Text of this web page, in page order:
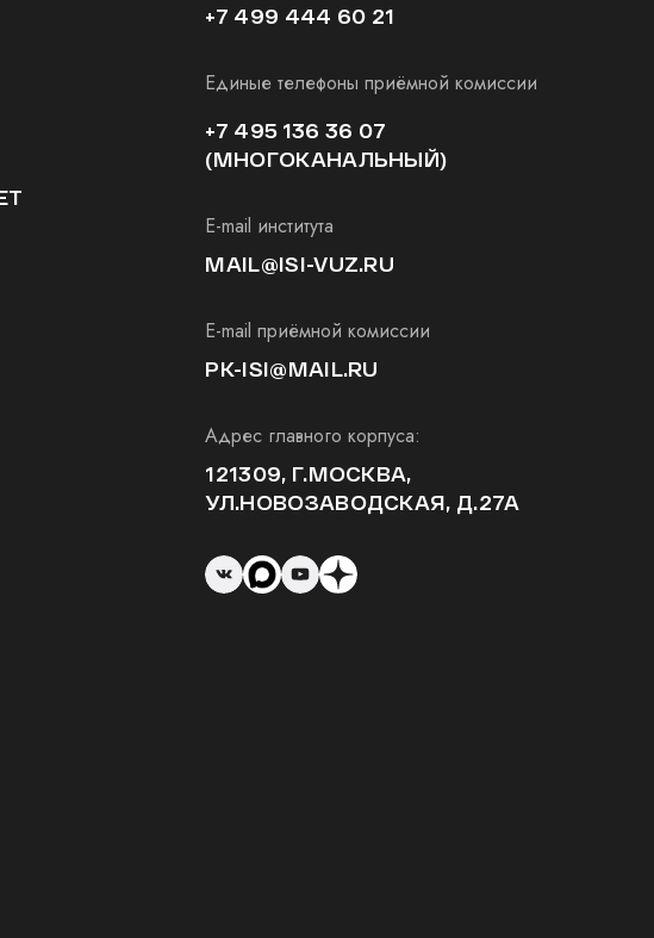
+7 499 444 60 21
Единые телефоны приёмной комиссии
+7 495 136 36 07
(МНОГОКАНАЛЬНЫЙ)
E-mail института
MAIL@ISI-VUZ.RU
E-mail приёмной комиссии
PK-ISI@MAIL.RU
Адрес главного корпуса:
121309, Г.МОСКВА,
УЛ.НОВОЗАВОДСКАЯ, Д.27А